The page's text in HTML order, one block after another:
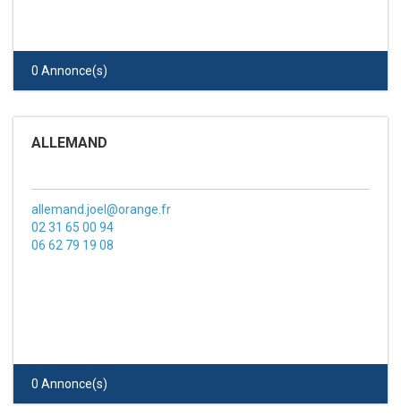
0 Annonce(s)
ALLEMAND
allemand.joel@orange.fr
02 31 65 00 94
06 62 79 19 08
0 Annonce(s)